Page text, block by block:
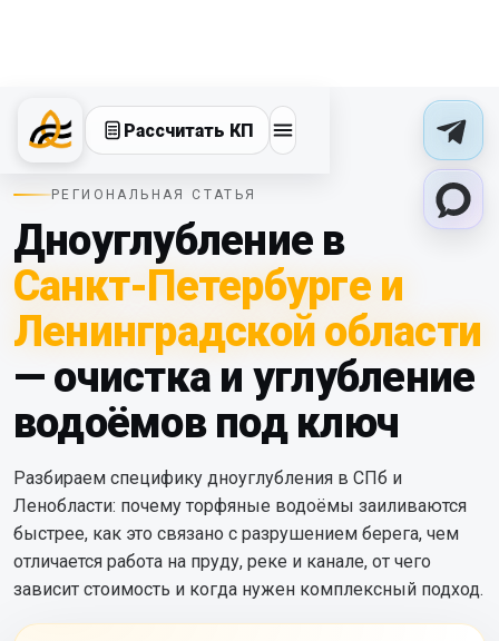
Рассчитать КП
РЕГИОНАЛЬНАЯ СТАТЬЯ
Дноуглубление в
Санкт-Петербурге и
Ленинградской области
— очистка и углубление
водоёмов под ключ
Разбираем специфику дноуглубления в СПб и
Ленобласти: почему торфяные водоёмы заиливаются
быстрее, как это связано с разрушением берега, чем
отличается работа на пруду, реке и канале, от чего
зависит стоимость и когда нужен комплексный подход.